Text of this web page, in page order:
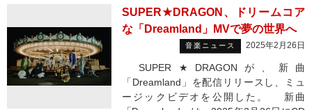
SUPER★DRAGON、ドリームコア
な「Dreamland」MVで夢の世界へ
音楽ニュース 2025年2月26日
SUPER★DRAGONが、新曲
「Dreamland」を配信リリースし、ミュ
ージックビデオを公開した。 新曲